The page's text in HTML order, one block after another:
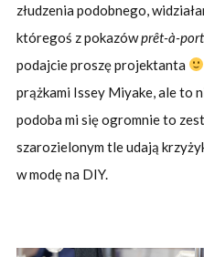
złudzenia podobnego,
któregoś z pokazówprêt-à-
podajcie proszę projektanta
prążkami Issey Miyake, ale to
podoba mi się ogromnie to
szarozielonym tle udają
w modę na DIY.